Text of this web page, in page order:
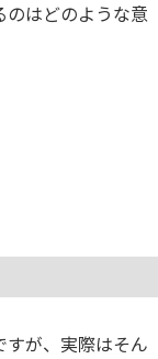
のはどのような意
すが、実際はそん